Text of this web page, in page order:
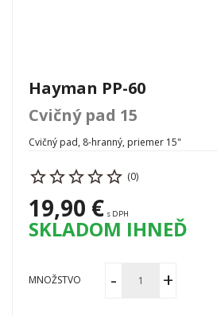
Hayman PP-60
Cvičný pad 15
Cvičný pad, 8-hranný, priemer 15"
(0)
19,90 € s DPH
SKLADOM IHNEĎ
MNOŽSTVO